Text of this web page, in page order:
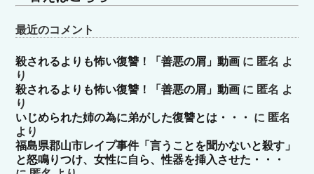
最近のコメント
殺されるよりも怖い復讐！「善悪の屑」動画 に 匿名 よ
り
殺されるよりも怖い復讐！「善悪の屑」動画 に 匿名 よ
り
いじめられた姉の為に弟がした復讐とは・・・
に 匿名
より
福島県郡山市レイプ事件「言うことを聞かないと殺す」
と怒鳴りつけ、女性に自ら、性器を挿入させた・・・